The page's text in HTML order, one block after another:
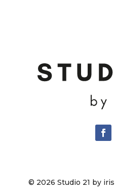
© 2026 Studio 21 by iris